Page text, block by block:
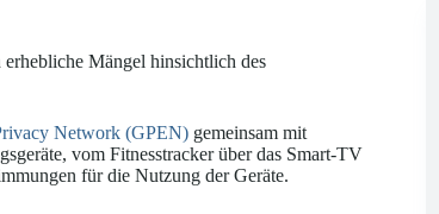
erhebliche Mängel hinsichtlich des
Network (GPEN) gemeinsam mit
vom Fitnesstracker über das Smart-TV
für die Nutzung der Geräte.